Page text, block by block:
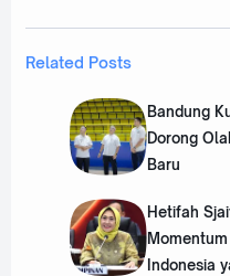
Related Posts
Bandung
Dorong
Baru
Hetifah
Indonesia